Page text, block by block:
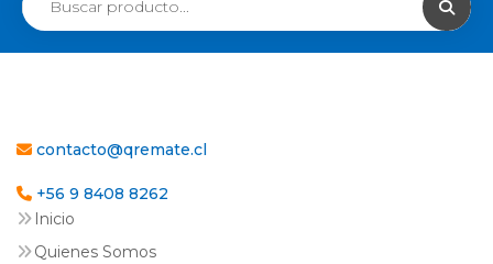
contacto@qremate.cl
+56 9 8408 8262
Inicio
Quienes Somos